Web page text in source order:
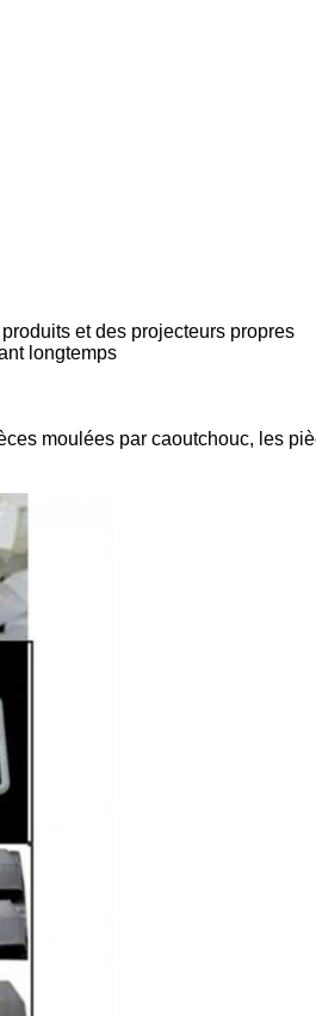
et des projecteurs propres
longtemps
moulées par caoutchouc, les